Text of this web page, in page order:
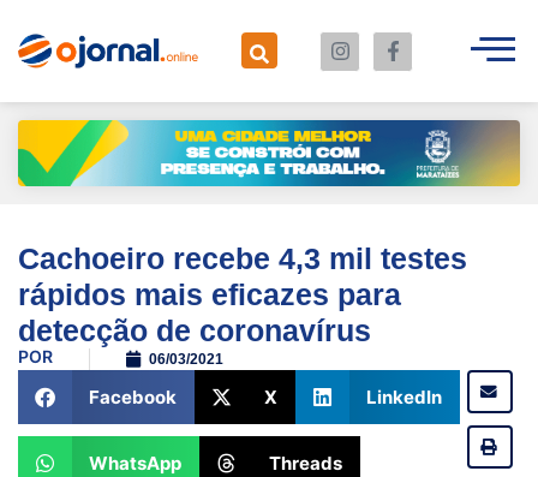
Cachoeiro recebe 4,3 mil testes
rápidos mais eficazes para
detecção de coronavírus
POR 06/03/2021
Facebook X LinkedIn
WhatsApp Threads